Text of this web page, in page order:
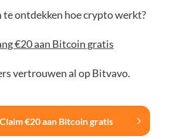
ontdekken hoe crypto werkt?
€20 aan Bitcoin gratis
vertrouwen al op Bitvavo.
Claim €20 aan Bitcoin gratis